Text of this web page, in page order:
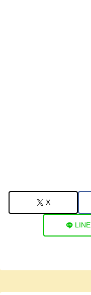
X
LINE